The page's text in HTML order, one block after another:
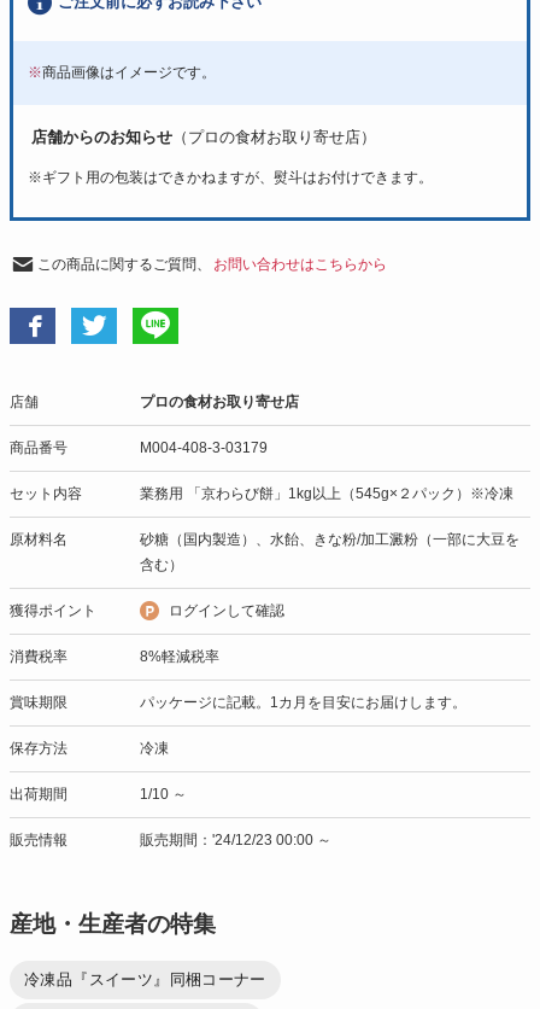
※商品画像はイメージです。
店舗からのお知らせ （プロの食材お取り寄せ店）
※ギフト用の包装はできかねますが、熨斗はお付けできます。
この商品に関するご質問、 お問い合わせはこちらから
店舗 プロの食材お取り寄せ店
商品番号 M004-408-3-03179
セット内容 業務用 「京わらび餅」1kg以上（545g×２パック）※冷凍
原材料名
砂糖（国内製造）、水飴、きな粉/加工澱粉（一部に大豆を
含む）
獲得ポイント ログインして確認
消費税率 8%軽減税率
賞味期限 パッケージに記載。1カ月を目安にお届けします。
保存方法 冷凍
出荷期間 1/10 ～
販売情報 販売期間：'24/12/23 00:00 ～
産地・生産者の特集
冷凍品『スイーツ』同梱コーナー